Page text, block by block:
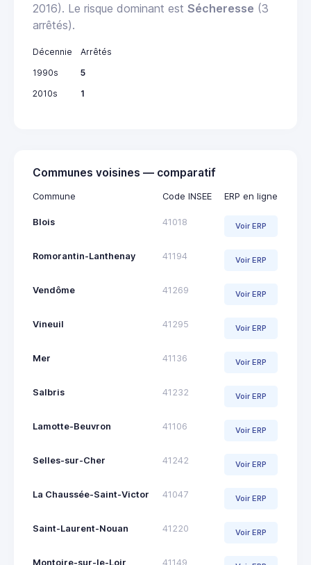
2016). Le risque dominant est Sécheresse (3
arrêtés).
Décennie
Arrêtés
1990s
5
2010s
1
Communes voisines — comparatif
Commune Code INSEE ERP en ligne
Blois 41018 Voir ERP
Romorantin-Lanthenay 41194 Voir ERP
Vendôme 41269 Voir ERP
Vineuil 41295 Voir ERP
Mer 41136 Voir ERP
Salbris 41232 Voir ERP
Lamotte-Beuvron 41106 Voir ERP
Selles-sur-Cher 41242 Voir ERP
La Chaussée-Saint-Victor 41047 Voir ERP
Saint-Laurent-Nouan 41220 Voir ERP
Montoire-sur-le-Loir 41149